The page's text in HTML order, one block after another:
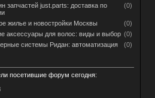
запчастей just.parts: доставка по
(0)
жилье и новостройки Москвы
(0)
аксессуары для волос: виды и выбор (0)
системы Ридан: автоматизация
(0)
посетившие форум сегодня: